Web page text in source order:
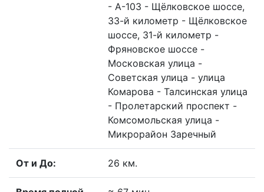
- А-103 - Щёлковское шоссе,
33-й километр - Щёлковское
шоссе, 31-й километр -
Фряновское шоссе -
Московская улица -
Советская улица - улица
Комарова - Талсинская улица
- Пролетарский проспект -
Комсомольская улица -
Микрорайон Заречный
От и До: 26 км.